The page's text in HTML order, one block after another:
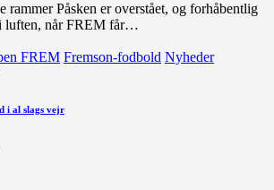
rammer Påsken er overstået, og forhåbentlig
luften, når FREM får…
FREM Fremson-fodbold Nyheder
i al slags vejr